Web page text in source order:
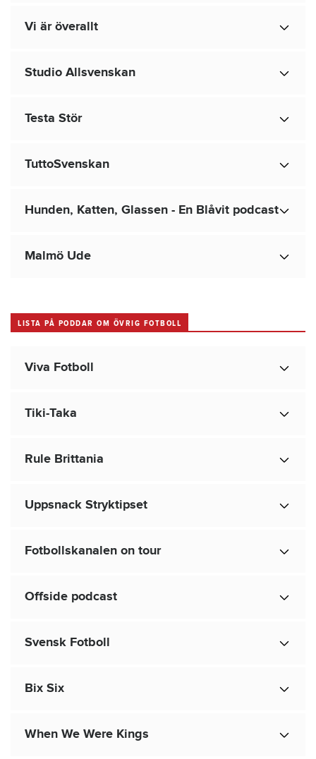
Vi är överallt
Studio Allsvenskan
Testa Stör
TuttoSvenskan
Hunden, Katten, Glassen - En Blåvit podcast
Malmö Ude
LISTA PÅ PODDAR OM ÖVRIG FOTBOLL
Viva Fotboll
Tiki-Taka
Rule Brittania
Uppsnack Stryktipset
Fotbollskanalen on tour
Offside podcast
Svensk Fotboll
Bix Six
When We Were Kings